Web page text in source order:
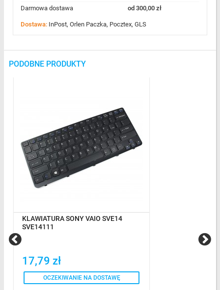
Darmowa dostawa
od 300,00 zł
Dostawa: InPost, Orlen Paczka, Pocztex, GLS
PODOBNE PRODUKTY
KLAWIATURA SONY VAIO SVE14
SVE14111
17,79 zł
OCZEKIWANIE NA DOSTAWĘ